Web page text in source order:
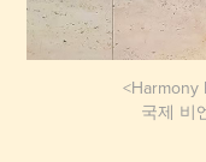
<Harmony
국제 비